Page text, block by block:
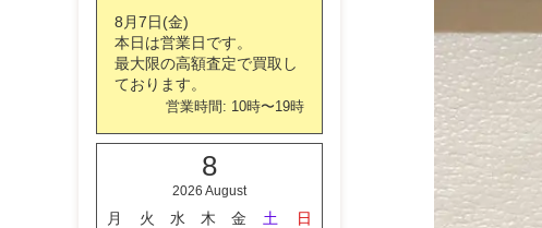
8月7日(金)
本日は営業日です。
最大限の高額査定で買取し
ております。
営業時間: 10時〜19時
8
2026 August
月 火 水 木 金 土 日